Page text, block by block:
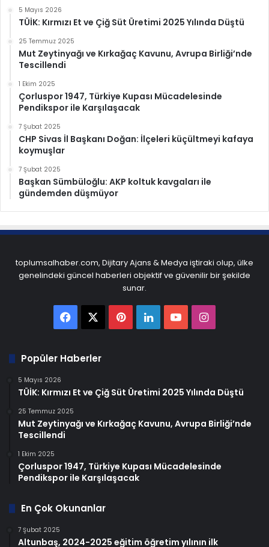
5 Mayıs 2026
TÜİK: Kırmızı Et ve Çiğ Süt Üretimi 2025 Yılında Düştü
25 Temmuz 2025
Mut Zeytinyağı ve Kırkağaç Kavunu, Avrupa Birliği’nde
Tescillendi
1 Ekim 2025
Çorluspor 1947, Türkiye Kupası Mücadelesinde
Pendikspor ile Karşılaşacak
7 Şubat 2025
CHP Sivas İl Başkanı Doğan: İlçeleri küçültmeyi kafaya
koymuşlar
7 Şubat 2025
Başkan Sümbüloğlu: AKP koltuk kavgaları ile
gündemden düşmüyor
toplumsalhaber.com, Dijitary Ajans & Medya iştiraki olup, ülke
genelindeki güncel haberleri objektif ve güvenilir bir şekilde
sunar.
FacebookPinterest
LinkedInYouTubeInstagram
Popüler Haberler
5 Mayıs 2026
TÜİK: Kırmızı Et ve Çiğ Süt Üretimi 2025 Yılında Düştü
25 Temmuz 2025
Mut Zeytinyağı ve Kırkağaç Kavunu, Avrupa Birliği’nde
Tescillendi
1 Ekim 2025
Çorluspor 1947, Türkiye Kupası Mücadelesinde
Pendikspor ile Karşılaşacak
En Çok Okunanlar
7 Şubat 2025
Altunbaş, 2024-2025 eğitim öğretim yılının ilk